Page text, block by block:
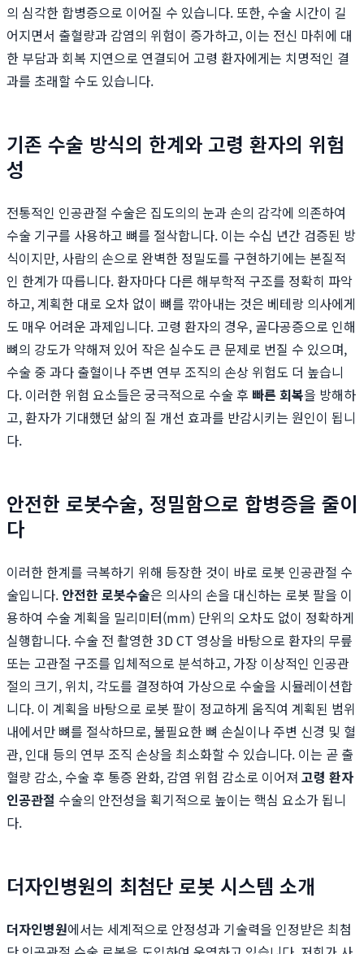
의 심각한 합병증으로 이어질 수 있습니다. 또한, 수술 시간이 길
어지면서 출혈량과 감염의 위험이 증가하고, 이는 전신 마취에 대
한 부담과 회복 지연으로 연결되어 고령 환자에게는 치명적인 결
과를 초래할 수도 있습니다.
기존 수술 방식의 한계와 고령 환자의 위험
성
전통적인 인공관절 수술은 집도의의 눈과 손의 감각에 의존하여
수술 기구를 사용하고 뼈를 절삭합니다. 이는 수십 년간 검증된 방
식이지만, 사람의 손으로 완벽한 정밀도를 구현하기에는 본질적
인 한계가 따릅니다. 환자마다 다른 해부학적 구조를 정확히 파악
하고, 계획한 대로 오차 없이 뼈를 깎아내는 것은 베테랑 의사에게
도 매우 어려운 과제입니다. 고령 환자의 경우, 골다공증으로 인해
뼈의 강도가 약해져 있어 작은 실수도 큰 문제로 번질 수 있으며,
수술 중 과다 출혈이나 주변 연부 조직의 손상 위험도 더 높습니
다. 이러한 위험 요소들은 궁극적으로 수술 후 빠른 회복을 방해하
고, 환자가 기대했던 삶의 질 개선 효과를 반감시키는 원인이 됩니
다.
안전한 로봇수술, 정밀함으로 합병증을 줄이
다
이러한 한계를 극복하기 위해 등장한 것이 바로 로봇 인공관절 수
술입니다. 안전한 로봇수술은 의사의 손을 대신하는 로봇 팔을 이
용하여 수술 계획을 밀리미터(mm) 단위의 오차도 없이 정확하게
실행합니다. 수술 전 촬영한 3D CT 영상을 바탕으로 환자의 무릎
또는 고관절 구조를 입체적으로 분석하고, 가장 이상적인 인공관
절의 크기, 위치, 각도를 결정하여 가상으로 수술을 시뮬레이션합
니다. 이 계획을 바탕으로 로봇 팔이 정교하게 움직여 계획된 범위
내에서만 뼈를 절삭하므로, 불필요한 뼈 손실이나 주변 신경 및 혈
관, 인대 등의 연부 조직 손상을 최소화할 수 있습니다. 이는 곧 출
혈량 감소, 수술 후 통증 완화, 감염 위험 감소로 이어져 고령 환자
인공관절 수술의 안전성을 획기적으로 높이는 핵심 요소가 됩니
다.
더자인병원의 최첨단 로봇 시스템 소개
더자인병원에서는 세계적으로 안정성과 기술력을 인정받은 최첨